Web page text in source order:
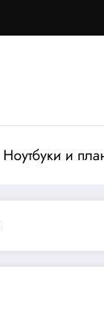
Ноутбуки и